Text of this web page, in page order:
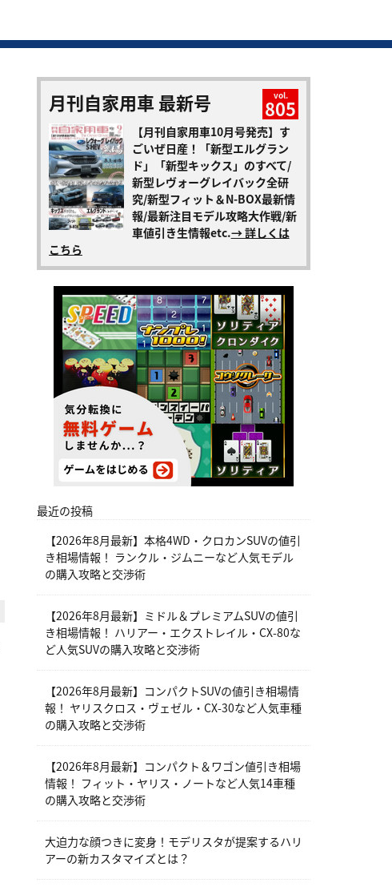
月刊自家用車 最新号 vol.
805
【月刊自家用車10月号発売】す
ごいぜ日産！「新型エルグラン
ド」「新型キックス」のすべて/
新型レヴォーグレイバック全研
究/新型フィット＆N-BOX最新情
報/最新注目モデル攻略大作戦/新
車値引き生情報etc.→ 詳しくは
こちら
最近の投稿
【2026年8月最新】本格4WD・クロカンSUVの値引
き相場情報！ ランクル・ジムニーなど人気モデル
の購入攻略と交渉術
【2026年8月最新】ミドル＆プレミアムSUVの値引
き相場情報！ ハリアー・エクストレイル・CX-80な
ど人気SUVの購入攻略と交渉術
【2026年8月最新】コンパクトSUVの値引き相場情
報！ ヤリスクロス・ヴェゼル・CX-30など人気車種
の購入攻略と交渉術
【2026年8月最新】コンパクト＆ワゴン値引き相場
情報！ フィット・ヤリス・ノートなど人気14車種
の購入攻略と交渉術
大迫力な顔つきに変身！モデリスタが提案するハリ
アーの新カスタマイズとは？